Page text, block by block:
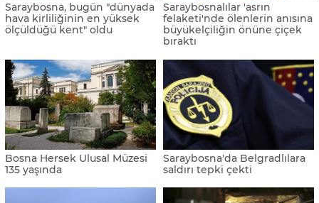
Saraybosna, bugün "dünyada
hava kirliliğinin en yüksek
ölçüldüğü kent" oldu
Saraybosnalılar 'asrın
felaketi'nde ölenlerin anısına
büyükelçiliğin önüne çiçek
bıraktı
Bosna Hersek Ulusal Müzesi
135 yaşında
Saraybosna'da Belgradlılara
saldırı tepki çekti